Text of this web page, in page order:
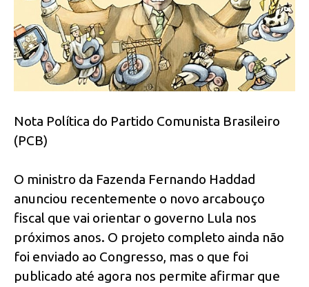
Nota Política do Partido Comunista Brasileiro
(PCB)
O ministro da Fazenda Fernando Haddad
anunciou recentemente o novo arcabouço
fiscal que vai orientar o governo Lula nos
próximos anos. O projeto completo ainda não
foi enviado ao Congresso, mas o que foi
publicado até agora nos permite afirmar que